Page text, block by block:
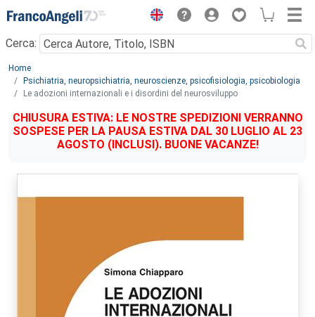
Menu
Cerca:
Main content
Home
Psichiatria, neuropsichiatria, neuroscienze, psicofisiologia, psicobiologia
Le adozioni internazionali e i disordini del neurosviluppo
CHIUSURA ESTIVA: LE NOSTRE SPEDIZIONI VERRANNO
SOSPESE PER LA PAUSA ESTIVA DAL 30 LUGLIO AL 23
AGOSTO (INCLUSI). BUONE VACANZE!